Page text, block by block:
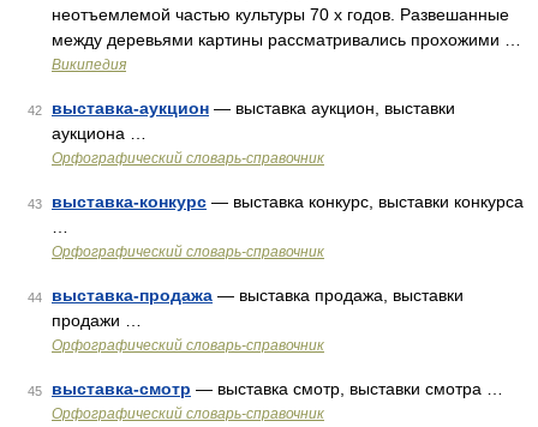
неотъемлемой частью культуры 70 х годов. Развешанные
между деревьями картины рассматривались прохожими …
Википедия
42 выставка-аукцион — выставка аукцион, выставки
аукциона …
Орфографический словарь-справочник
43 выставка-конкурс — выставка конкурс, выставки конкурса
Орфографический словарь-справочник
44 выставка-продажа — выставка продажа, выставки
продажи …
Орфографический словарь-справочник
45 выставка-смотр — выставка смотр, выставки смотра …
Орфографический словарь-справочник